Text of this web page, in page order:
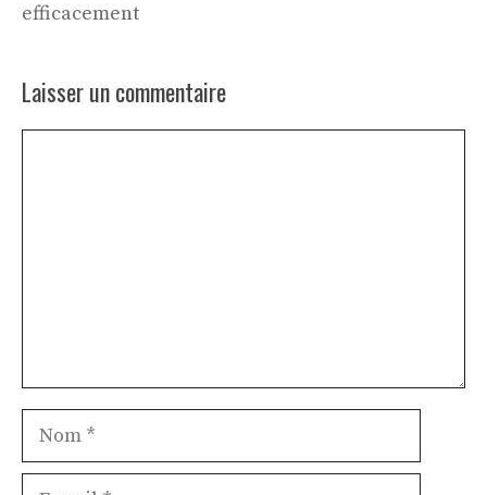
efficacement
Laisser un commentaire
Nom